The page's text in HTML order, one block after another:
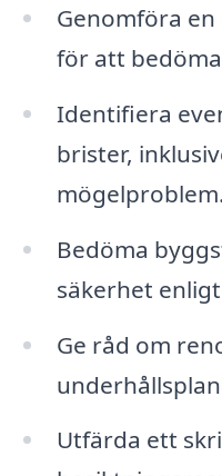
Genomföra
för att
Identifiera
brister,
mögelproblem.
Bedöma
säkerhet
Ge råd om
Utfärda ett